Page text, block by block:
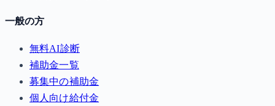
一般の方
無料AI診断
補助金一覧
募集中の補助金
個人向け給付金